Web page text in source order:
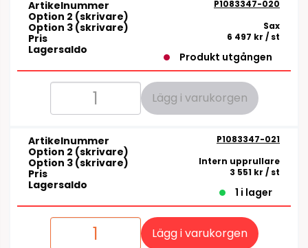
Artikelnummer P1083347-020
Option 2 (skrivare)
Option 3 (skrivare)
Sax
Pris 6 497 kr / st
Lagersaldo
Produkt utgången
Lägg i varukorgen
Artikelnummer P1083347-021
Option 2 (skrivare)
Option 3 (skrivare)
Intern upprullare
Pris 3 551 kr / st
Lagersaldo
1 i lager
Lägg i varukorgen